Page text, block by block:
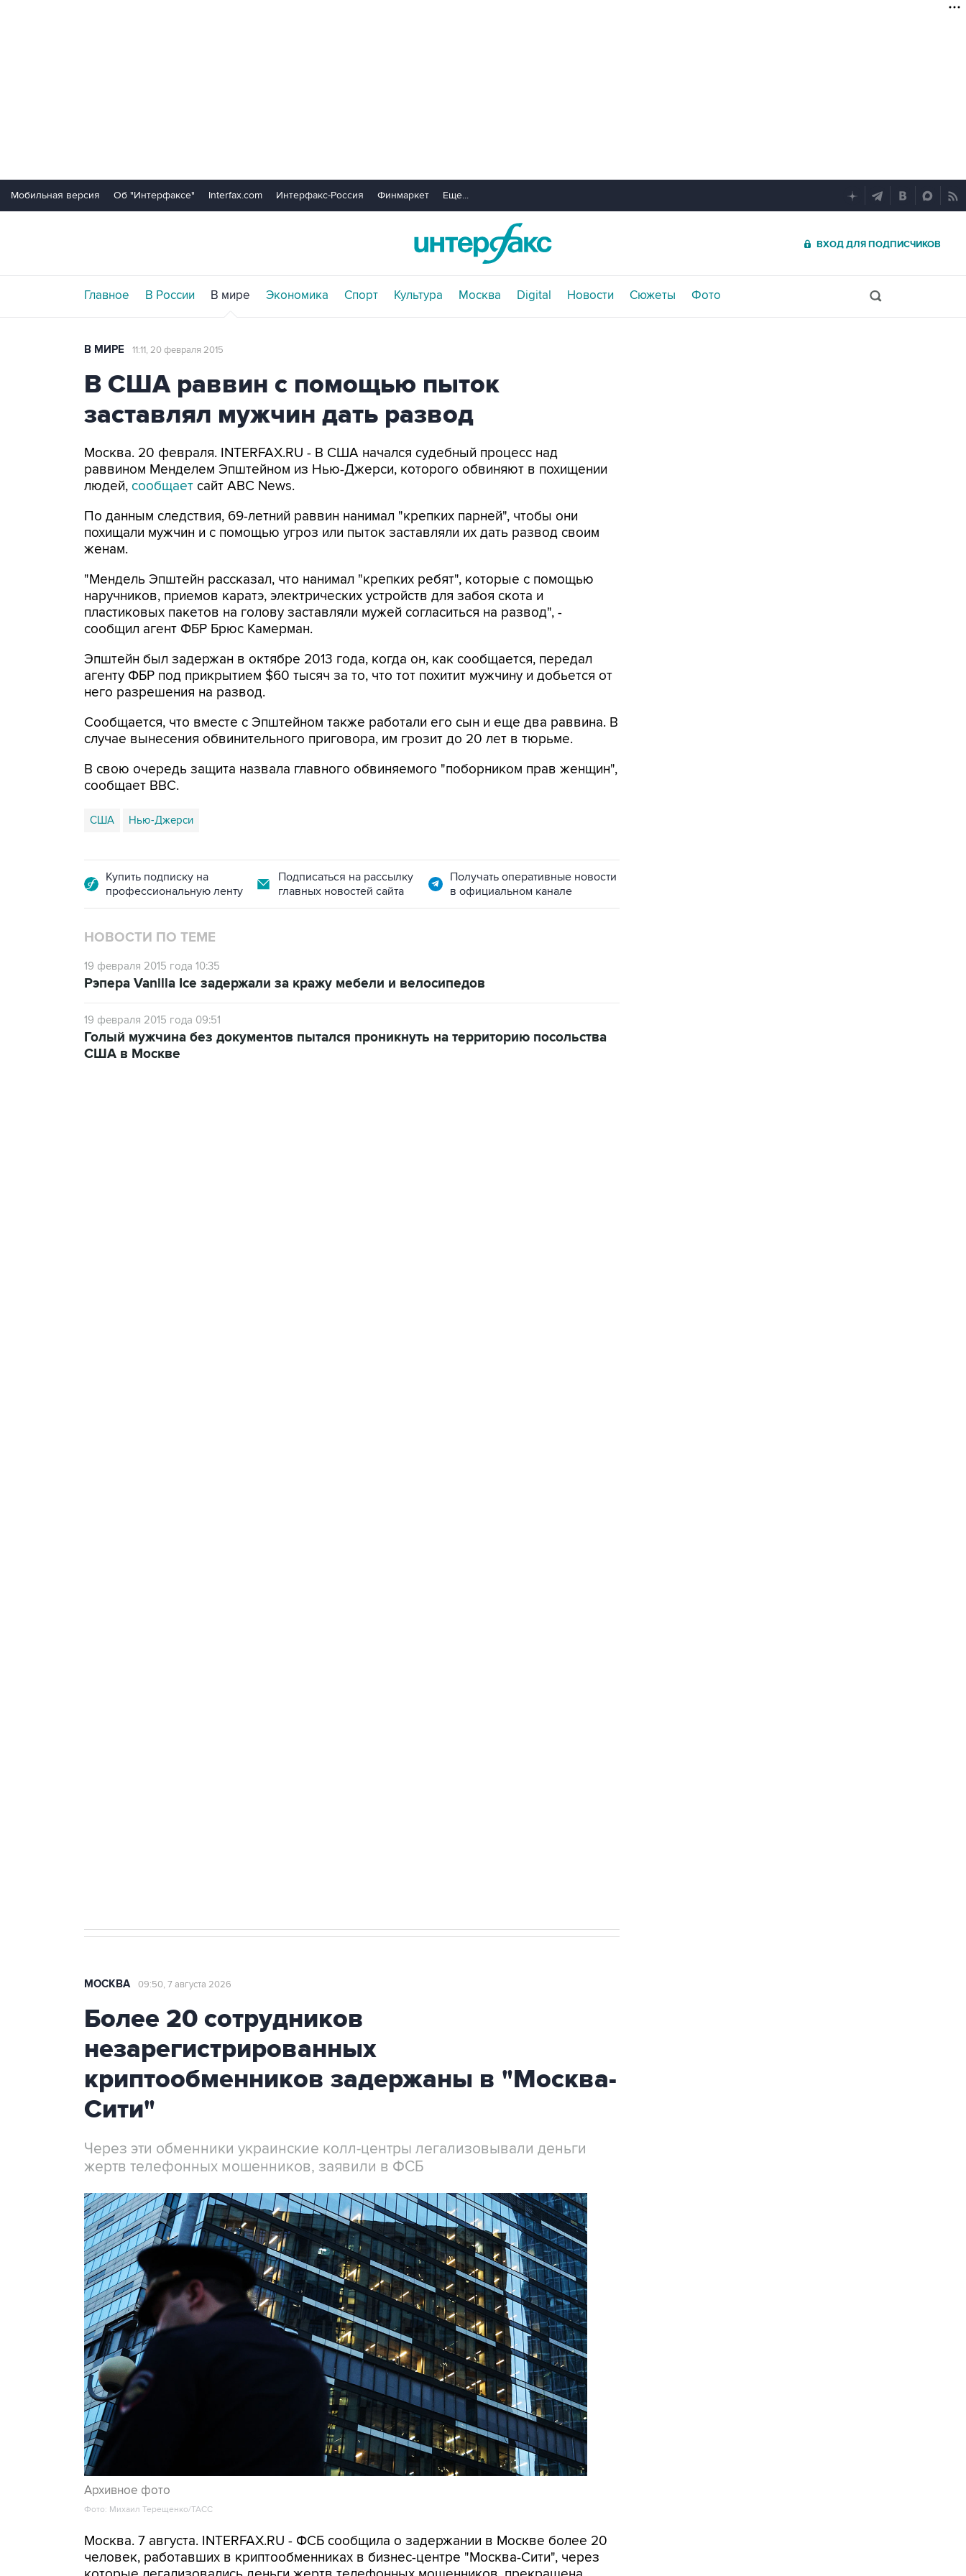
Мобильная версия Об "Интерфаксе" Interfax.com Интерфакс-Россия Финмаркет Еще...
ВХОД ДЛЯ ПОДПИСЧИКОВ
Главное В России В мире Экономика Спорт Культура Москва Digital Новости Сюжеты Фото
В МИРЕ 11:11, 20 февраля 2015
В США раввин с помощью пыток
заставлял мужчин дать развод
Москва. 20 февраля. INTERFAX.RU - В США начался судебный процесс над
раввином Менделем Эпштейном из Нью-Джерси, которого обвиняют в похищении
людей, сообщает сайт ABC News.
По данным следствия, 69-летний раввин нанимал "крепких парней", чтобы они
похищали мужчин и с помощью угроз или пыток заставляли их дать развод своим
женам.
"Мендель Эпштейн рассказал, что нанимал "крепких ребят", которые с помощью
наручников, приемов каратэ, электрических устройств для забоя скота и
пластиковых пакетов на голову заставляли мужей согласиться на развод", -
сообщил агент ФБР Брюс Камерман.
Эпштейн был задержан в октябре 2013 года, когда он, как сообщается, передал
агенту ФБР под прикрытием $60 тысяч за то, что тот похитит мужчину и добьется от
него разрешения на развод.
Сообщается, что вместе с Эпштейном также работали его сын и еще два раввина. В
случае вынесения обвинительного приговора, им грозит до 20 лет в тюрьме.
В свою очередь защита назвала главного обвиняемого "поборником прав женщин",
сообщает BBC.
США Нью-Джерси
Купить подписку на
профессиональную ленту
Подписаться на рассылку
главных новостей сайта
Получать оперативные новости
в официальном канале
НОВОСТИ ПО ТЕМЕ
19 февраля 2015 года 10:35
Рэпера Vanilla Ice задержали за кражу мебели и велосипедов
19 февраля 2015 года 09:51
Голый мужчина без документов пытался проникнуть на территорию посольства
США в Москве
МОСКВА 09:50, 7 августа 2026
Более 20 сотрудников
незарегистрированных
криптообменников задержаны в "Москва-
Сити"
Через эти обменники украинские колл-центры легализовывали деньги
жертв телефонных мошенников, заявили в ФСБ
Архивное фото
Фото: Михаил Терещенко/ТАСС
Москва. 7 августа. INTERFAX.RU - ФСБ сообщила о задержании в Москве более 20
человек, работавших в криптообменниках в бизнес-центре "Москва-Сити", через